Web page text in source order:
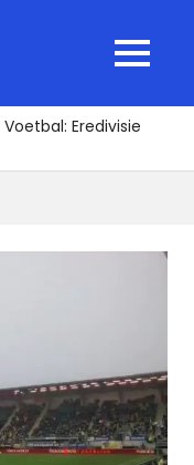
MENU
Voetbal: Eredivisie